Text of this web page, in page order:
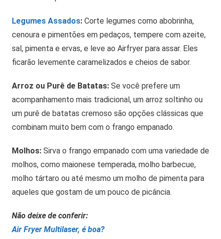
Legumes Assados: Corte legumes como abobrinha,
cenoura e pimentões em pedaços, tempere com azeite,
sal, pimenta e ervas, e leve ao Airfryer para assar. Eles
ficarão levemente caramelizados e cheios de sabor.
Arroz ou Purê de Batatas: Se você prefere um
acompanhamento mais tradicional, um arroz soltinho ou
um purê de batatas cremoso são opções clássicas que
combinam muito bem com o frango empanado.
Molhos: Sirva o frango empanado com uma variedade de
molhos, como maionese temperada, molho barbecue,
molho tártaro ou até mesmo um molho de pimenta para
aqueles que gostam de um pouco de picância.
Não deixe de conferir:
Air Fryer Multilaser, é boa?